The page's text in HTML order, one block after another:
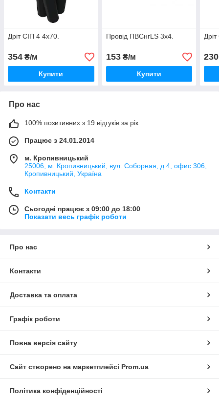
Дріт СІП 4 4х70.
354 ₴/м
Купити
Провід ПВСнгLS 3х4.
153₴/м
Купити
230
Про нас
100% позитивних з 19 відгуків за рік
Працює з 24.01.2014
м. Кропивницький
25006, м. Кропивницький, вул. Соборная, д.4, офис 306,
Кропивницький, Україна
Контакти
Сьогодні працює з 09:00 до 18:00
Показати весь графік роботи
Про нас
Контакти
Доставка та оплата
Графік роботи
Повна версія сайту
Сайт створено на маркетплейсі Prom.ua
Політика конфіденційності